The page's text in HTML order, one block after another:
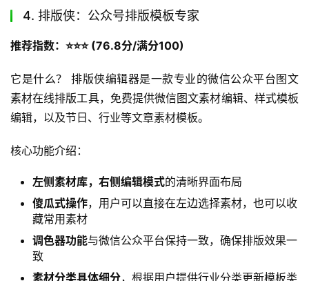
移动办公刚需；缺点是功能相对简单，无法进行复杂排版或
适用人群：经常需要移动办公的公众号运营者，注重与粉丝
实时互动的自媒体人，以及需要快速发布简单内容的用户。
4. 排版侠：公众号排版模板专家
推荐指数：⭐️⭐️⭐️ (76.8分/满分100)
它是什么？ 排版侠编辑器是一款专业的微信公众平台图文
素材在线排版工具，免费提供微信图文素材编辑、样式模板
编辑，以及节日、行业等文章素材模板。